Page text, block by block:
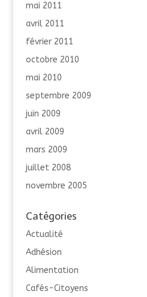
mai 2011
avril 2011
février 2011
octobre 2010
mai 2010
septembre 2009
juin 2009
avril 2009
mars 2009
juillet 2008
novembre 2005
Catégories
Actualité
Adhésion
Alimentation
Cafés-Citoyens